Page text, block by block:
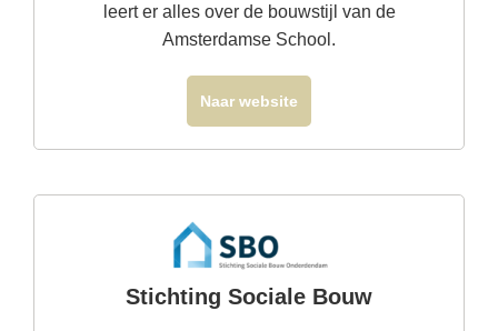
leert er alles over de bouwstijl van de
Amsterdamse School.
Naar website
Stichting Sociale Bouw